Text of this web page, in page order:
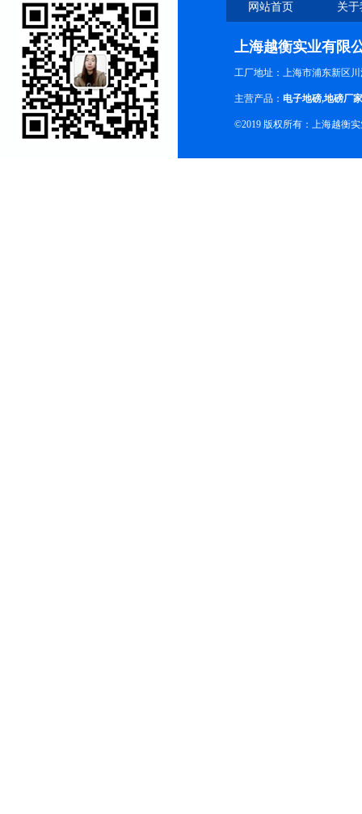
网站首页 关
上海越衡实业有限
工厂地址：上海市浦东新区川
主营产品： 电子地磅,地磅厂家
©2019 版权所有：上海越衡